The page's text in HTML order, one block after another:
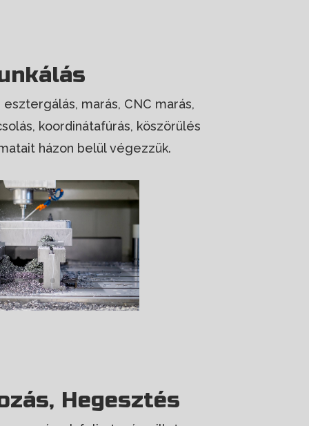
esztergálás, marás, CNC marás,
koordinátafúrás, köszörülés
házon belül végezzük.
Hegesztés